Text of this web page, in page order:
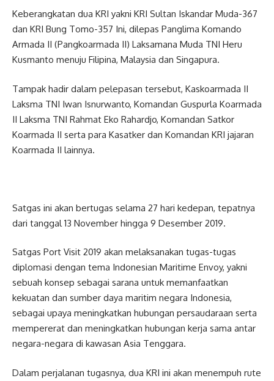
Keberangkatan dua KRI yakni KRI Sultan Iskandar Muda-367
dan KRI Bung Tomo-357 Ini, dilepas Panglima Komando
Armada II (Pangkoarmada II) Laksamana Muda TNI Heru
Kusmanto menuju Filipina, Malaysia dan Singapura.
Tampak hadir dalam pelepasan tersebut, Kaskoarmada II
Laksma TNI Iwan Isnurwanto, Komandan Guspurla Koarmada
II Laksma TNI Rahmat Eko Rahardjo, Komandan Satkor
Koarmada II serta para Kasatker dan Komandan KRI jajaran
Koarmada II lainnya.
Satgas ini akan bertugas selama 27 hari kedepan, tepatnya
dari tanggal 13 November hingga 9 Desember 2019.
Satgas Port Visit 2019 akan melaksanakan tugas-tugas
diplomasi dengan tema Indonesian Maritime Envoy, yakni
sebuah konsep sebagai sarana untuk memanfaatkan
kekuatan dan sumber daya maritim negara Indonesia,
sebagai upaya meningkatkan hubungan persaudaraan serta
mempererat dan meningkatkan hubungan kerja sama antar
negara-negara di kawasan Asia Tenggara.
Dalam perjalanan tugasnya, dua KRI ini akan menempuh rute